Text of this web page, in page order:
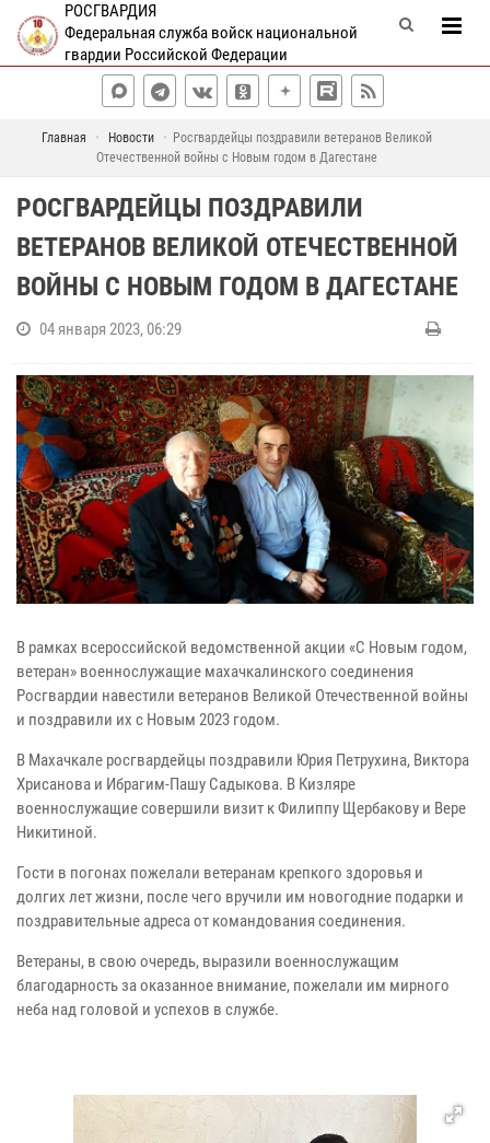
РОСГВАРДИЯ
Федеральная служба войск национальной
гвардии Российской Федерации
Главная Новости
Росгвардейцы поздравили ветеранов Великой
Отечественной войны с Новым годом в Дагестане
РОСГВАРДЕЙЦЫ ПОЗДРАВИЛИ
ВЕТЕРАНОВ ВЕЛИКОЙ ОТЕЧЕСТВЕННОЙ
ВОЙНЫ С НОВЫМ ГОДОМ В ДАГЕСТАНЕ
04 января 2023, 06:29
В рамках всероссийской ведомственной акции «С Новым годом,
ветеран» военнослужащие махачкалинского соединения
Росгвардии навестили ветеранов Великой Отечественной войны
и поздравили их с Новым 2023 годом.
В Махачкале росгвардейцы поздравили Юрия Петрухина, Виктора
Хрисанова и Ибрагим-Пашу Садыкова. В Кизляре
военнослужащие совершили визит к Филиппу Щербакову и Вере
Никитиной.
Гости в погонах пожелали ветеранам крепкого здоровья и
долгих лет жизни, после чего вручили им новогодние подарки и
поздравительные адреса от командования соединения.
Ветераны, в свою очередь, выразили военнослужащим
благодарность за оказанное внимание, пожелали им мирного
неба над головой и успехов в службе.